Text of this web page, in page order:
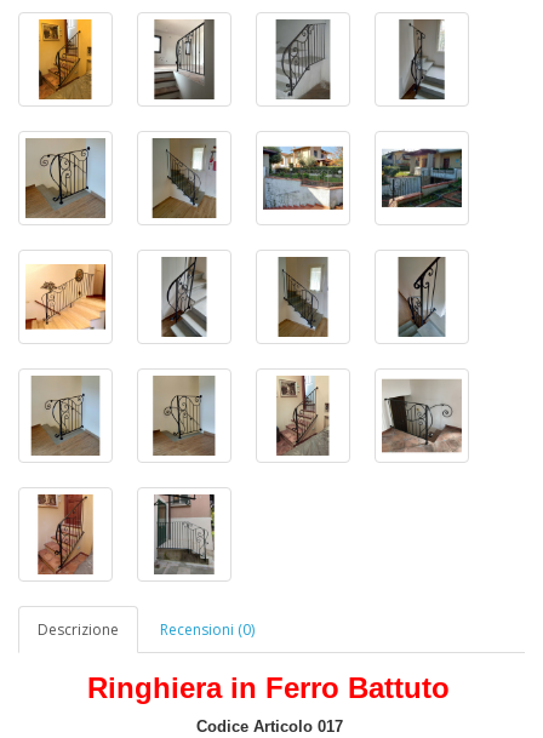
Descrizione Recensioni (0)
Ringhiera in Ferro Battuto
Codice Articolo 017